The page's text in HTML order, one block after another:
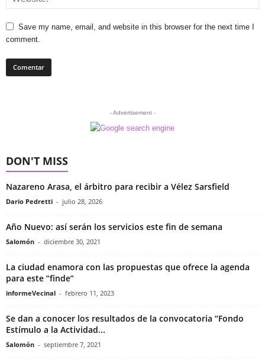
Save my name, email, and website in this browser for the next time I
comment.
- Advertisement -
DON'T MISS
Nazareno Arasa, el árbitro para recibir a Vélez Sarsfield
Dario Pedretti - julio 28, 2026
Año Nuevo: así serán los servicios este fin de semana
Salomón - diciembre 30, 2021
La ciudad enamora con las propuestas que ofrece la agenda
para este “finde”
informeVecinal - febrero 11, 2023
Se dan a conocer los resultados de la convocatoria “Fondo
Estímulo a la Actividad...
Salomón - septiembre 7, 2021